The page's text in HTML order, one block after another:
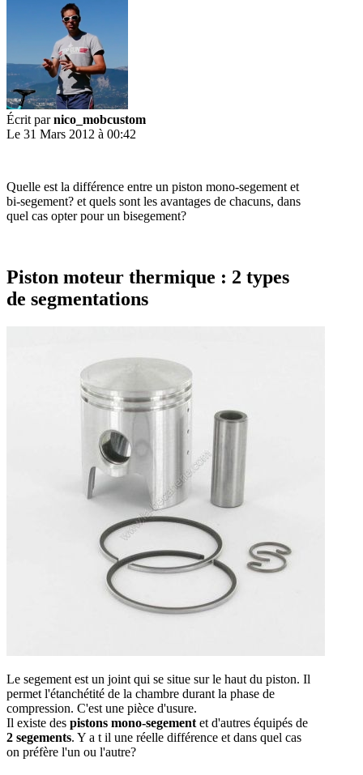
Écrit parnico_mobcustom
Le 31 Mars 2012 à 00:42
Quelle est la différence entre un piston mono-segement et
bi-segement? et quels sont les avantages de chacuns, dans
quel cas opter pour un bisegement?
Piston moteur thermique : 2 types
de segmentations
Le segement est un joint qui se situe sur le haut du piston. Il
permet l'étanchétité de la chambre durant la phase de
compression. C'est une pièce d'usure.
Il existe des pistons mono-segement et d'autres équipés de
2 segements. Y a t il une réelle différence et dans quel cas
on préfère l'un ou l'autre?